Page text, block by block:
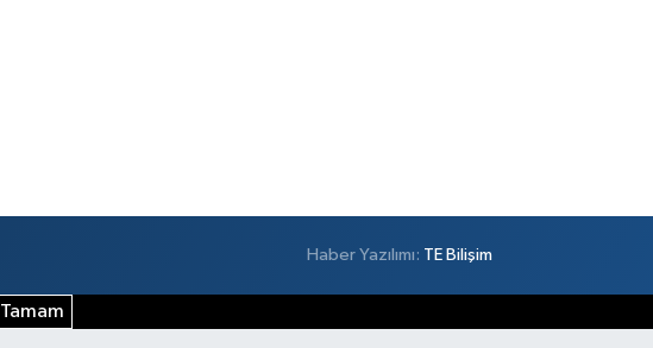
Haber Yazılımı: TE Bilişim
Tamam